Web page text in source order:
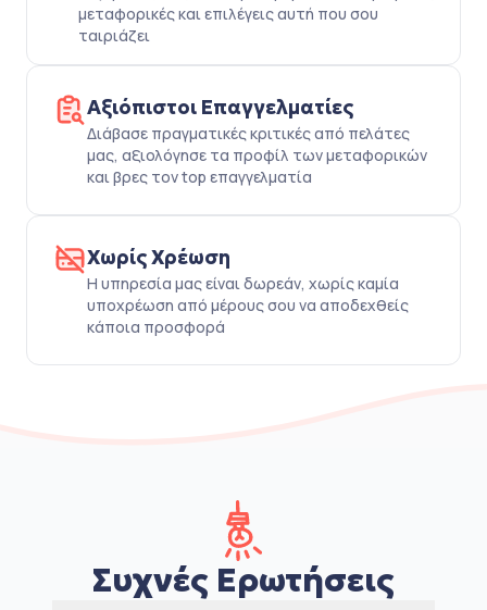
μεταφορικές και επιλέγεις αυτή που σου
ταιριάζει
Αξιόπιστοι Επαγγελματίες
Διάβασε πραγματικές κριτικές από πελάτες
μας, αξιολόγησε τα προφίλ των μεταφορικών
και βρες τον top επαγγελματία
Χωρίς Χρέωση
Η υπηρεσία μας είναι δωρεάν, χωρίς καμία
υποχρέωση από μέρους σου να αποδεχθείς
κάποια προσφορά
Συχνές Ερωτήσεις